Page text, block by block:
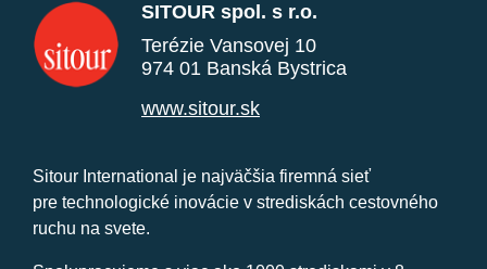
SITOUR spol. s r.o.
Terézie Vansovej 10
974 01 Banská Bystrica
www.sitour.sk
Sitour International je najväčšia firemná sieť
pre technologické inovácie v strediskách cestovného
ruchu na svete.